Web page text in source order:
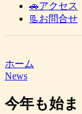
🚗アクセス
📃お問合せ
ホーム
News
今年も始